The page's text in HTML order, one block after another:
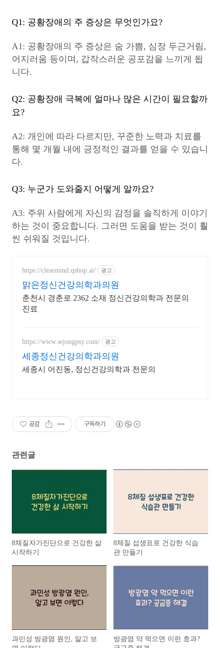
Q1: 공황장애의 주 증상은 무엇인가요?
A1: 공황장애의 주 증상은 숨 가쁨, 심장 두근거림,
어지러움 등이며, 갑작스러운 공포감을 느끼게 됩
니다.
Q2: 공황장애 극복에 얼마나 많은 시간이 필요할까
요?
A2: 개인에 따라 다르지만, 꾸준한 노력과 치료를
통해 몇 개월 내에 긍정적인 결과를 얻을 수 있습니
다.
Q3: 누군가 도와줄지 어떻게 알까요?
A3: 주위 사람에게 자신의 감정을 솔직하게 이야기
하는 것이 중요합니다. 그러면 도움을 받는 것이 훨
씬 쉬워질 것입니다.
https://clearmind.qshop.ai/ 광고
맑은정신건강의학과의원
춘천시 경춘로 2362 소재 정신건강의학과 전문의
진료
https://www.sejongpsy.com/ 광고
세종정신건강의학과의원
세종시 어진동, 정신건강의학과 전문의
공감 구독하기
관련글
8체질자가진단으로 건강한 삶
시작하기
8체질 섭생표로 건강한 식습
관 만들기
과민성 방광염 원인, 알고 보
방광염 약 먹으면 이런 효과?